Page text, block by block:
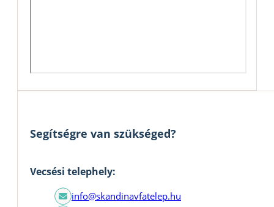
Segítségre van szükséged?
Vecsési telephely:
info@skandinavfatelep.hu